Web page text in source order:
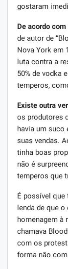
gostaram
De acordo
de autor de
Nova York em
luta contra a
50% de vodka
temperos,
Existe outra
os produtores
havia um suco
suas vendas.
tinha boas
não é
temperos que
É possível
lenda de que
homenagem à
chamava
com os
forma não